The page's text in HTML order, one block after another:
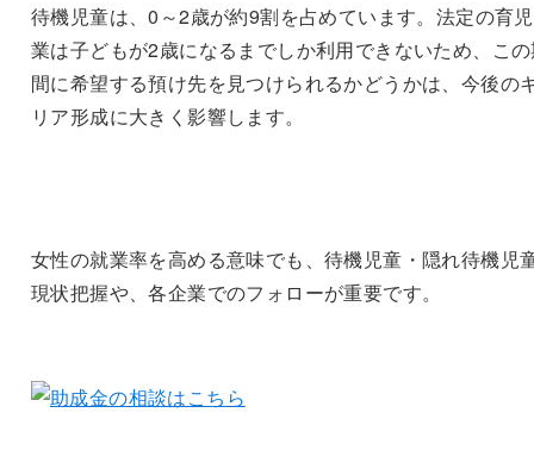
待機児童は、0～2歳が約9割を占めています。法定の育
業は子どもが2歳になるまでしか利用できないため、こ
間に希望する預け先を見つけられるかどうかは、今後の
リア形成に大きく影響します。
女性の就業率を高める意味でも、待機児童・隠れ待機児
現状把握や、各企業でのフォローが重要です。